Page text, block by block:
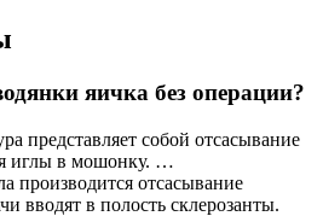
яичка без операции?
представляет собой отсасывание
иглы в мошонку. …
производится отсасывание
вводят в полость склерозанты.